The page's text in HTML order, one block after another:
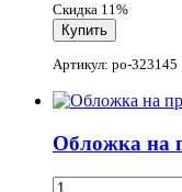
Скидка 11%
Артикул: po-323145
Обложка на